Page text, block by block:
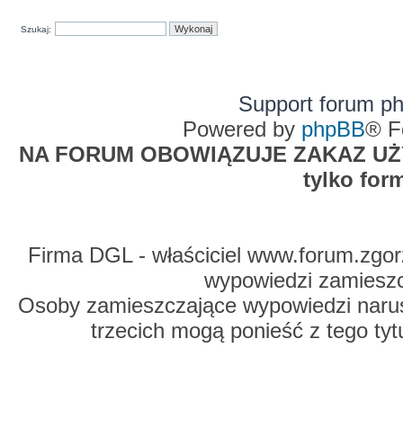
Szukaj:
Support forum
Powered by phpBB®
NA FORUM OBOWIĄZUJE ZAKAZ
tylko
Firma DGL - właściciel
wypowiedzi
Osoby zamieszczające wypowiedzi
trzecich mogą ponieść z tego